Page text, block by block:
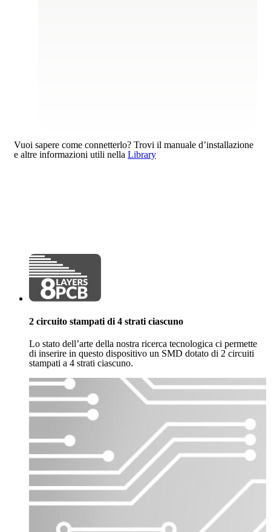
Vuoi sapere come connetterlo? Trovi il manuale d’installazione
e altre informazioni utili nella Library
2 circuito stampati di 4 strati ciascuno
Lo stato dell’arte della nostra ricerca tecnologica ci permette
di inserire in questo dispositivo un SMD dotato di 2 circuiti
stampati a 4 strati ciascuno.